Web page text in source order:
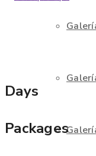
Days
Packages